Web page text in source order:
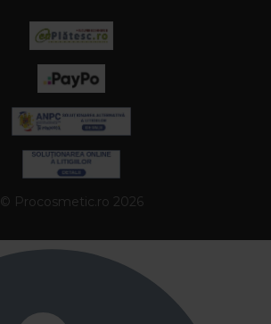
© Procosmetic.ro 2026